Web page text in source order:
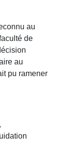
au
de
au
pu ramener